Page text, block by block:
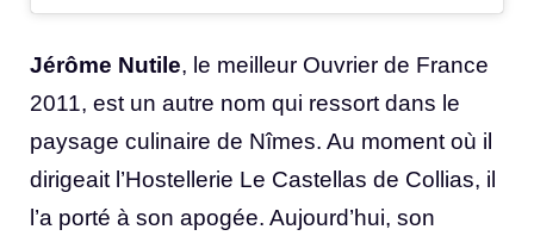
Jérôme Nutile, le meilleur Ouvrier de France
2011, est un autre nom qui ressort dans le
paysage culinaire de Nîmes. Au moment où il
dirigeait l’Hostellerie Le Castellas de Collias, il
l’a porté à son apogée. Aujourd’hui, son